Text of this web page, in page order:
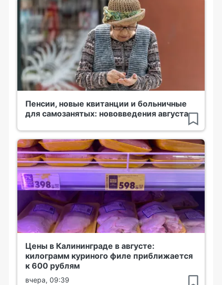
Пенсии, новые квитанции и больничные
для самозанятых: нововведения августа
Цены в Калининграде в августе:
килограмм куриного филе приближается
к 600 рублям
вчера, 09:39